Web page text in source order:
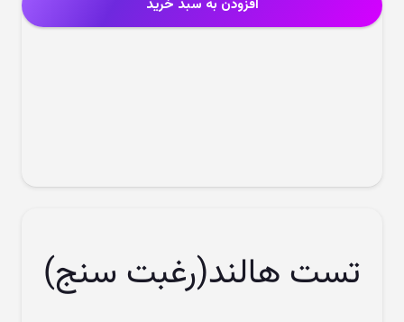
افزودن به سبد خرید
تست هالند(رغبت سنج)